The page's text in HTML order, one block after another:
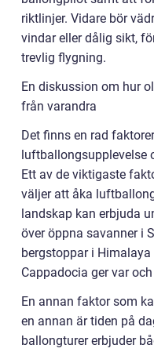
riktlinjer. Vidare bör
vindar eller dålig sikt,
trevlig flygning.
En diskussion om hur
från varandra
Det finns en rad
luftballongsupplevelse
Ett av de viktigaste
väljer att åka
landskap kan erbjuda
över öppna savanner i
bergstoppar i
Cappadocia ger var
En annan faktor som
en annan är tiden på
ballongturer erbjuder